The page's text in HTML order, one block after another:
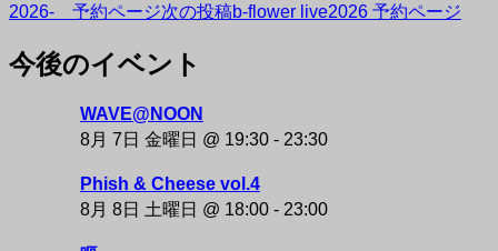
2026- 予約ページ次の投稿b-flower live2026 予約ページ
NAKAZAKI DEPOT
今後のイベント
WAVE@NOON
8月 7日 金曜日 @ 19:30 - 23:30
Phish & Cheese vol.4
8月 8日 土曜日 @ 18:00 - 23:00